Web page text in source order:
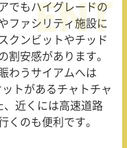
でもハイグレードの
ファシリティ施設に
クンビットやチッド
割安感があります。
わうサイアムへは
トがあるチャトチャ
、近くには高速道路
くのも便利です。